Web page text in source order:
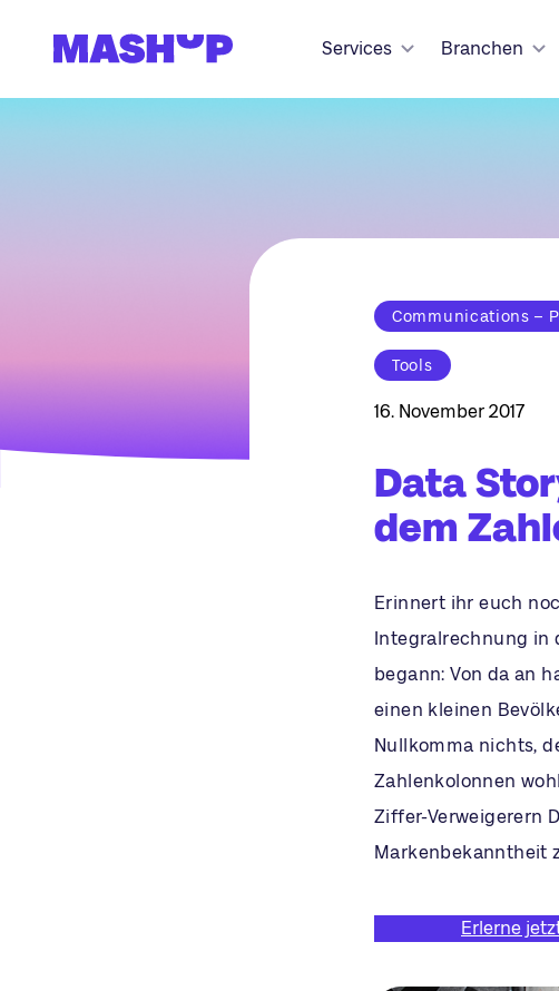
Services
Branchen
Communications –
Tools
16. November 2017
Data
dem
Erinnert ihr euch
Integralrechnung in
begann: Von da an
einen kleinen
Nullkomma nichts,
Zahlenkolonnen
Ziffer-Verweigerern
Markenbekanntheit
Erlerne